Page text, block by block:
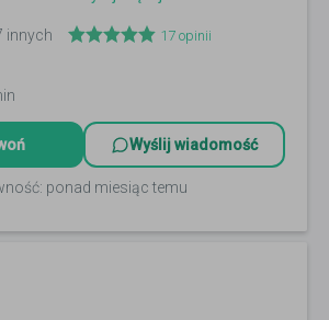
innych 17 opinii
Wyślij wiadomość
ponad miesiąc temu